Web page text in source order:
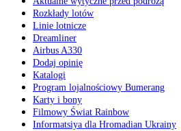
Rozkłady lotów
Linie lotnicze
Dreamliner
Airbus A330
Dodaj opinię
Katalogi
Program lojalnościowy Bumerang
Karty i bony
Filmowy Świat Rainbow
Informatsiya dla Hromadian Ukrainy